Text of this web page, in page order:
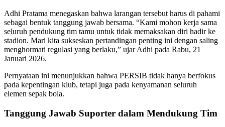
Adhi Pratama menegaskan bahwa larangan tersebut harus di pahami
sebagai bentuk tanggung jawab bersama. “Kami mohon kerja sama
seluruh pendukung tim tamu untuk tidak memaksakan diri hadir ke
stadion. Mari kita sukseskan pertandingan penting ini dengan saling
menghormati regulasi yang berlaku,” ujar Adhi pada Rabu, 21
Januari 2026.
Pernyataan ini menunjukkan bahwa PERSIB tidak hanya berfokus
pada kepentingan klub, tetapi juga pada kenyamanan seluruh
elemen sepak bola.
Tanggung Jawab Suporter dalam Mendukung Tim